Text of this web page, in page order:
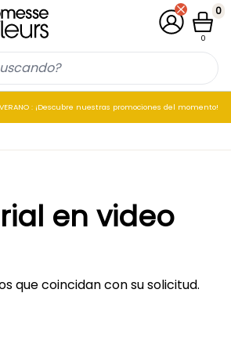
Mi cuenta
Cesta
0
0
VERANO : ¡Descubre nuestras promociones del momento!
en video
que coincidan con su solicitud.